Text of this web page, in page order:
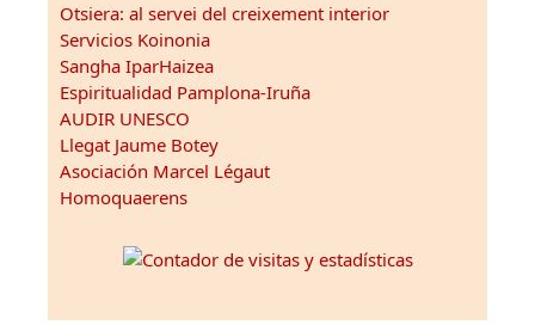
Otsiera: al servei del creixement interior
Servicios Koinonia
Sangha IparHaizea
Espiritualidad Pamplona-Iruña
AUDIR UNESCO
Llegat Jaume Botey
Asociación Marcel Légaut
Homoquaerens